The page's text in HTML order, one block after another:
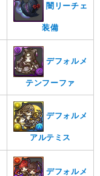
闇リーチェ
装備
デフォルメ
テンフーファ
デフォルメ
アルテミス
デフォルメ